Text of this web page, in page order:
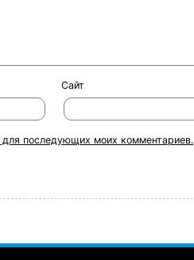
Сайт
последующих моих комментариев.